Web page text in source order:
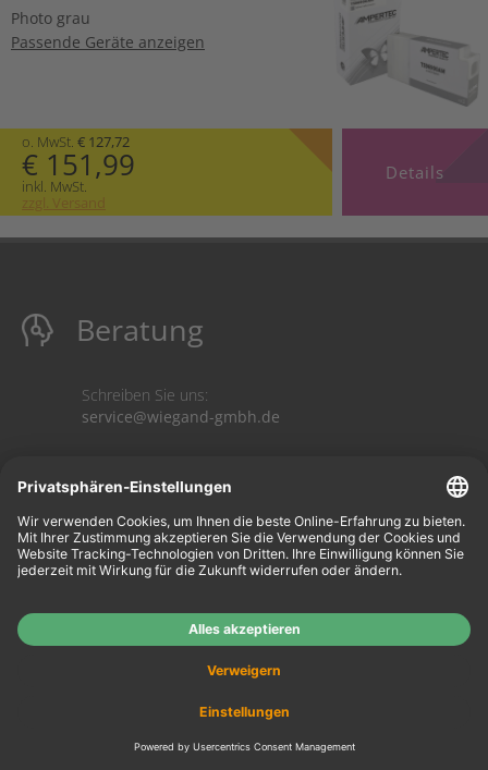
Photo grau
Passende Geräte anzeigen
o. MwSt. € 127,72
€ 151,99
inkl. MwSt.
zzgl. Versand
Details
Beratung
Schreiben Sie uns:
service@wiegand-gmbh.de
Vertrag widerrufen
Mein Konto
Information